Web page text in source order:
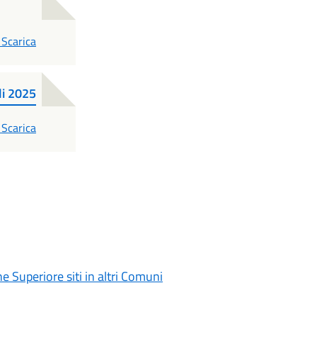
PDF
Scarica
2025
PDF
Scarica
Superiore siti in altri Comuni